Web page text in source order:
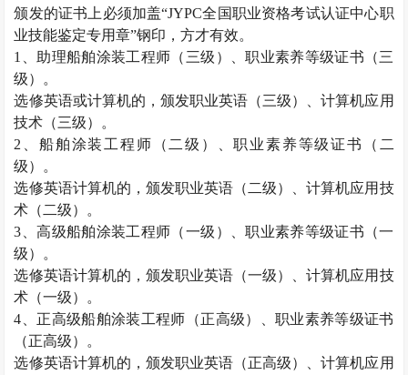
颁发的证书上必须加盖“JYPC全国职业资格考试认证中心职
业技能鉴定专用章”钢印，方才有效。
1
、助理船舶涂装工程师（三级）、职业素养等级证书（三
级）。
选修英语或计算机的，颁发职业英语（三级）、计算机应用
技术（三级）。
2 、船舶涂装工程师（二级）、职业素养等级证书（二
级）。
选修英语计算机的，颁发职业英语（二级）、计算机应用技
术（二级）。
3 、高级船舶涂装工程师（一级）、职业素养等级证书（一
级）。
选修英语计算机的，颁发职业英语（一级）、计算机应用技
术（一级）。
4 、正高级船舶涂装工程师（正高级）、职业素养等级证书
（正高级）。
选修英语计算机的，颁发职业英语（正高级）、计算机应用